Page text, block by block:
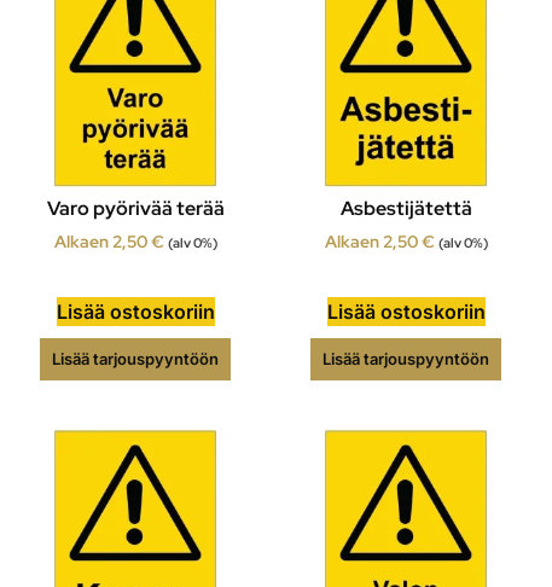
Varo pyörivää terää
Alkaen2,50€ (alv 0%)
Lisää ostoskoriin
Lisää tarjouspyyntöön
Asbestijätettä
Alkaen2,50€ (alv 0%)
Lisää ostoskoriin
Lisää tarjouspyyntöön